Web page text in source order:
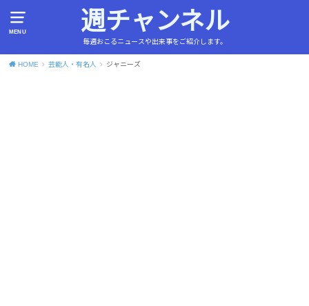
MENU 週チャンネル
毎週おこるニュースや出来事をご紹介します。
HOME 芸能人・有名人 ジャニーズ